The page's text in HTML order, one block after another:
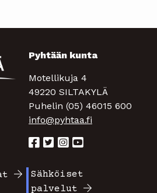
Pyhtään kunta
Motellikuja 4
49220 SILTAKYLÄ
Puhelin (05) 46015 600
info@pyhtaa.fi
Footer
Sähköiset
palvelut